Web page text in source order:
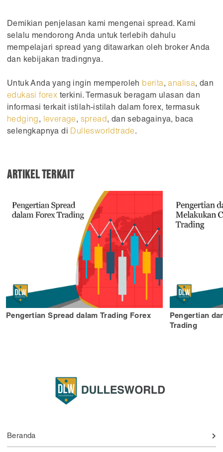
Demikian penjelasan kami mengenai spread. Kami
selalu mendorong Anda untuk terlebih dahulu
mempelajari spread yang ditawarkan oleh broker Anda
dan kebijakan tradingnya.
Untuk Anda yang ingin memperoleh berita,analisa, dan
edukasi forex terkini. Termasuk beragam ulasan dan
informasi terkait istilah-istilah dalam forex, termasuk
hedging, leverage, spread, dan sebagainya, baca
selengkapnya di Dullesworldtrade.
Artikel Terkait
Pengertian Spread dalam Trading Forex
Pengertian
Trading
Beranda